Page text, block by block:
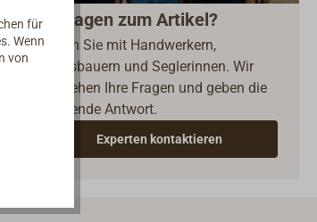
Fragen zum Artikel?
Reden Sie mit Handwerkern,
Bootsbauern und Seglerinnen. Wir
verstehen Ihre Fragen und geben die
passende Antwort.
Experten kontaktieren
für
Wenn
von